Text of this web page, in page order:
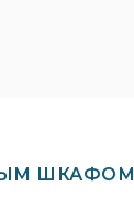
ШКАФОМ